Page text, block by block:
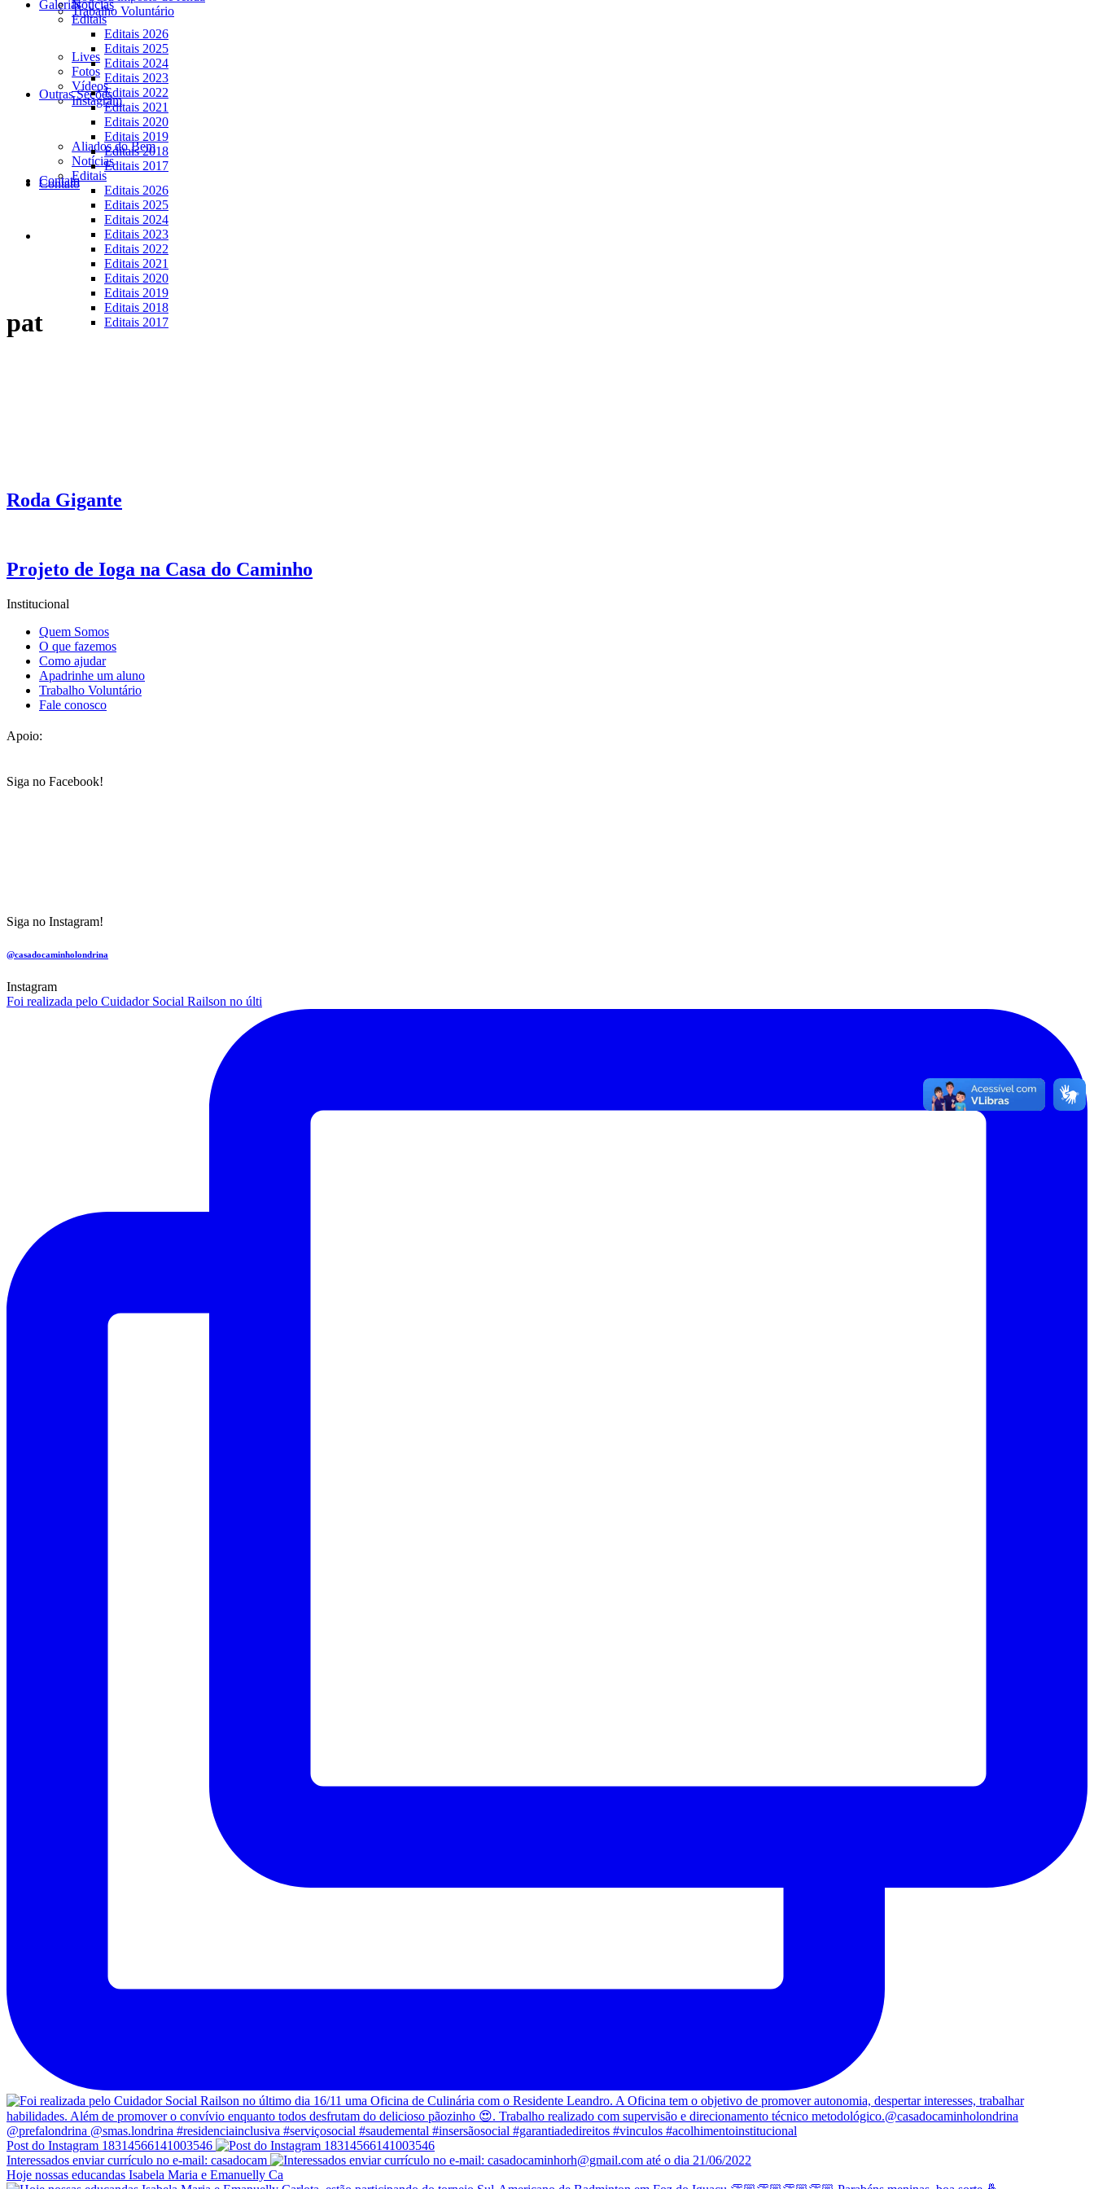
Trabalho Voluntário
Galerias
Lives
Fotos
Vídeos
Instagram
Outras Seções
Aliados do Bem
Notícias
Editais
Editais 2026
Editais 2025
Editais 2024
Editais 2023
Editais 2022
Editais 2021
Editais 2020
Editais 2019
Editais 2018
Editais 2017
Contato
Notícias
Editais
Editais 2026
Editais 2025
Editais 2024
Editais 2023
Editais 2022
Editais 2021
Editais 2020
Editais 2019
Editais 2018
Editais 2017
Contato
pat
Roda Gigante
Projeto de Ioga na Casa do Caminho
Institucional
Quem Somos
O que fazemos
Como ajudar
Apadrinhe um aluno
Trabalho Voluntário
Fale conosco
Apoio:
Siga no Facebook!
Siga no Instagram!
@casadocaminholondrina
Instagram
Foi realizada pelo Cuidador Social Railson no últi
Post do Instagram 18314566141003546
Interessados enviar currículo no e-mail: casadocam
Hoje nossas educandas Isabela Maria e Emanuelly Ca